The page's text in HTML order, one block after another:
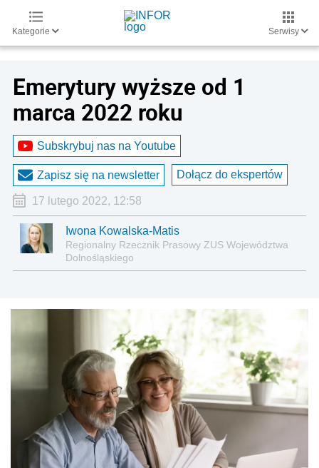
Kategorie Serwisy
Emerytury wyższe od 1
marca 2022 roku
Subskrybuj nas na Youtube
Zapisz się na newsletter Dołącz do ekspertów
17 lutego 2022, 12:58
Iwona Kowalska-Matis
Regionalny Rzecznik Prasowy ZUS Województwa
Dolnośląskiego